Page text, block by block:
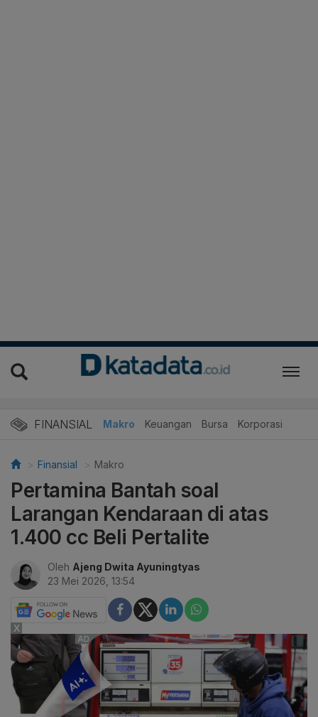
FINANSIAL Makro Keuangan Bursa Korporasi
Finansial Makro
Pertamina Bantah soal
Larangan Kendaraan di atas
1.400 cc Beli Pertalite
Oleh Ajeng Dwita Ayuningtyas
23 Mei 2026, 13:54
X